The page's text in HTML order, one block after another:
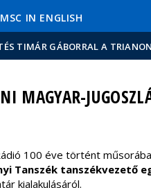
MSC IN ENGLISH
TIMÁR GÁBORRAL A
MAGYAR-
100 éve történt
Tanszék tanszékvezető
kialakulásáról.